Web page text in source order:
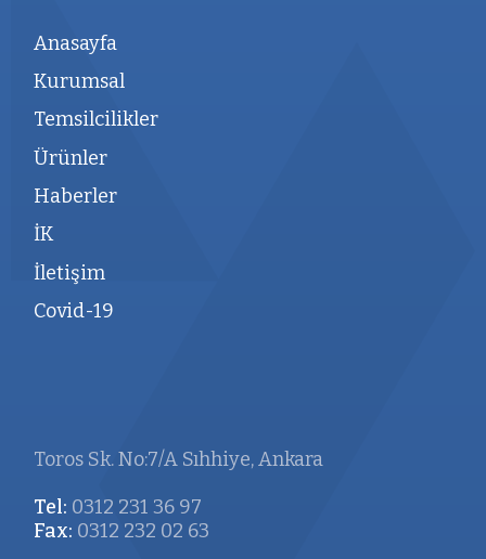
Anasayfa
Kurumsal
Temsilcilikler
Ürünler
Haberler
İK
İletişim
Covid-19
Toros Sk. No:7/A Sıhhiye, Ankara
Tel: 0312 231 36 97
Fax: 0312 232 02 63